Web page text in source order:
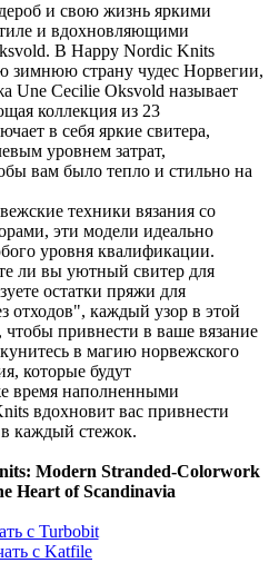
и свою жизнь яркими
и вдохновляющими
В Happy Nordic Knits
зимнюю страну чудес Норвегии,
Une Cecilie Oksvold называет
коллекция из 23
в себя яркие свитера,
уровнем затрат,
вам было тепло и стильно на
техники вязания со
эти модели идеально
уровня квалификации.
ли вы уютный свитер для
остатки пряжи для
отходов", каждый узор в этой
привнести в ваше вязание
в магию норвежского
которые будут
время наполненными
вдохновит вас привнести
в каждый стежок.
Modern Stranded-Colorwork
Heart of Scandinavia
с Turbobit
с Katfile